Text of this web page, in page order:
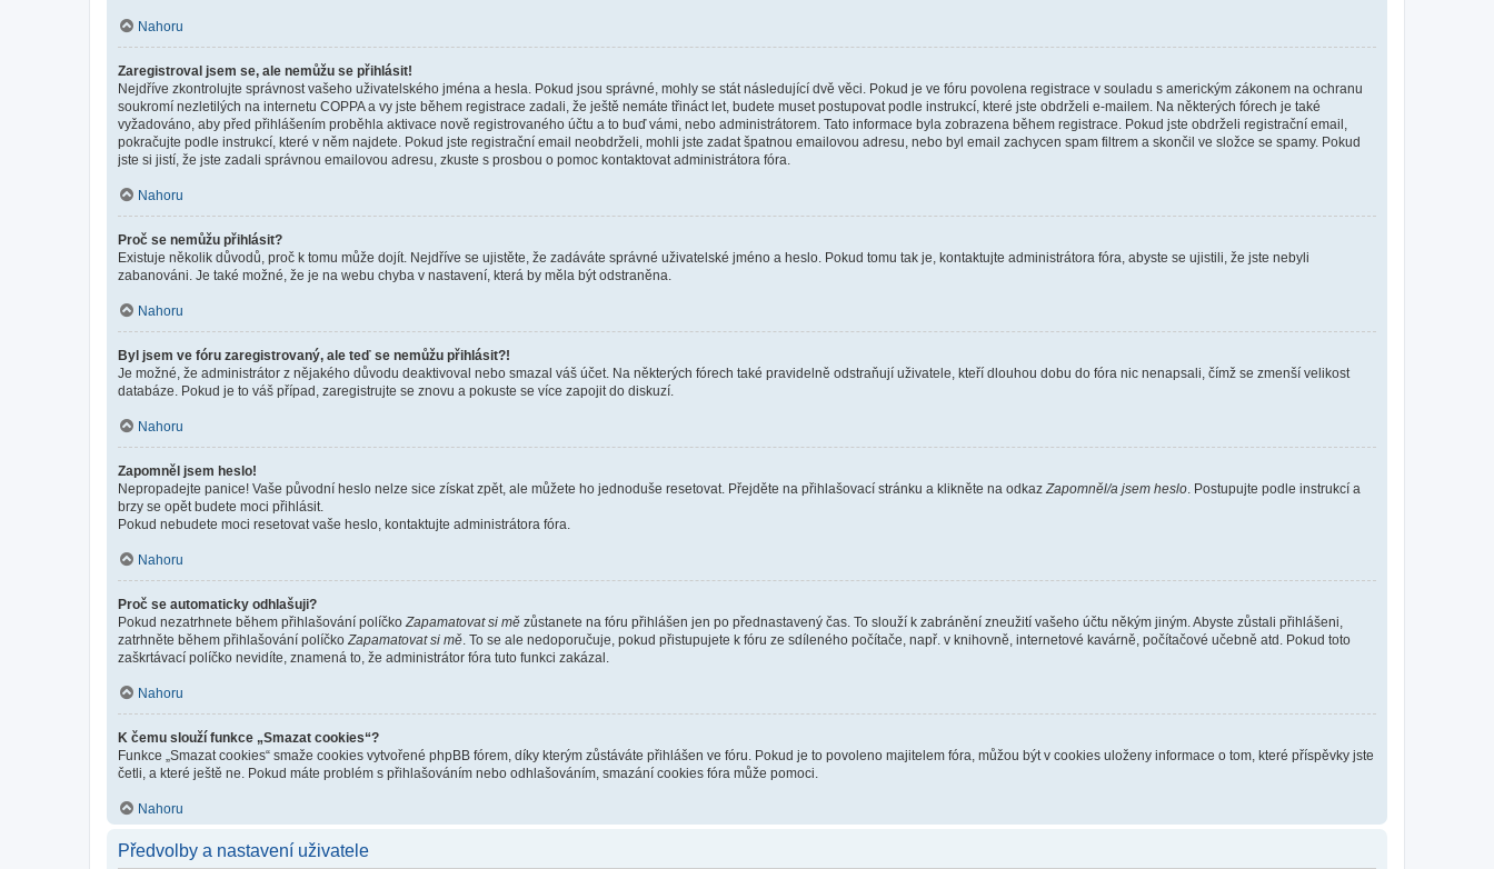
Nahoru
Zaregistroval jsem se, ale nemůžu se přihlásit!
Nejdříve zkontrolujte správnost vašeho uživatelského jména a hesla. Pokud jsou správné, mohly se stát následující dvě věci. Pokud je ve fóru povolena registrace v souladu s americkým zákonem na ochranu
soukromí nezletilých na internetu COPPA a vy jste během registrace zadali, že ještě nemáte třináct let, budete muset postupovat podle instrukcí, které jste obdrželi e-mailem. Na některých fórech je také
vyžadováno, aby před přihlášením proběhla aktivace nově registrovaného účtu a to buď vámi, nebo administrátorem. Tato informace byla zobrazena během registrace. Pokud jste obdrželi registrační email,
pokračujte podle instrukcí, které v něm najdete. Pokud jste registrační email neobdrželi, mohli jste zadat špatnou emailovou adresu, nebo byl email zachycen spam filtrem a skončil ve složce se spamy. Pokud
jste si jistí, že jste zadali správnou emailovou adresu, zkuste s prosbou o pomoc kontaktovat administrátora fóra.
Nahoru
Proč se nemůžu přihlásit?
Existuje několik důvodů, proč k tomu může dojít. Nejdříve se ujistěte, že zadáváte správné uživatelské jméno a heslo. Pokud tomu tak je, kontaktujte administrátora fóra, abyste se ujistili, že jste nebyli
zabanováni. Je také možné, že je na webu chyba v nastavení, která by měla být odstraněna.
Nahoru
Byl jsem ve fóru zaregistrovaný, ale teď se nemůžu přihlásit?!
Je možné, že administrátor z nějakého důvodu deaktivoval nebo smazal váš účet. Na některých fórech také pravidelně odstraňují uživatele, kteří dlouhou dobu do fóra nic nenapsali, čímž se zmenší velikost
databáze. Pokud je to váš případ, zaregistrujte se znovu a pokuste se více zapojit do diskuzí.
Nahoru
Zapomněl jsem heslo!
Nepropadejte panice! Vaše původní heslo nelze sice získat zpět, ale můžete ho jednoduše resetovat. Přejděte na přihlašovací stránku a klikněte na odkaz Zapomněl/a jsem heslo . Postupujte podle instrukcí a
brzy se opět budete moci přihlásit.
Pokud nebudete moci resetovat vaše heslo, kontaktujte administrátora fóra.
Nahoru
Proč se automaticky odhlašuji?
Pokud nezatrhnete během přihlašování políčko Zapamatovat si mě zůstanete na fóru přihlášen jen po přednastavený čas. To slouží k zabránění zneužití vašeho účtu někým jiným. Abyste zůstali přihlášeni,
zatrhněte během přihlašování políčko Zapamatovat si mě . To se ale nedoporučuje, pokud přistupujete k fóru ze sdíleného počítače, např. v knihovně, internetové kavárně, počítačové učebně atd. Pokud toto
zaškrtávací políčko nevidíte, znamená to, že administrátor fóra tuto funkci zakázal.
Nahoru
K čemu slouží funkce „Smazat cookies“?
Funkce „Smazat cookies“ smaže cookies vytvořené phpBB fórem, díky kterým zůstáváte přihlášen ve fóru. Pokud je to povoleno majitelem fóra, můžou být v cookies uloženy informace o tom, které příspěvky jste
četli, a které ještě ne. Pokud máte problém s přihlašováním nebo odhlašováním, smazání cookies fóra může pomoci.
Nahoru
Předvolby a nastavení uživatele